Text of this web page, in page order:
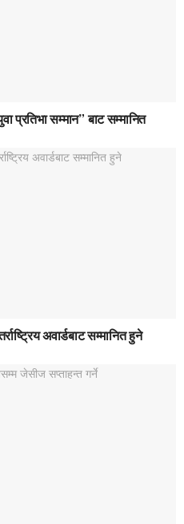
प्रतिभा सम्मान” बाट सम्मानित
अवार्डबाट सम्मानित हुने